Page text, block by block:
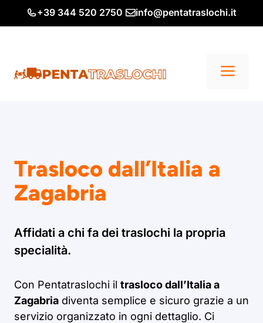
+39 344 520 2750 info@pentatraslochi.it
Trasloco dall’Italia a
Zagabria
Affidati a chi fa dei traslochi la propria
specialità.
Con Pentatraslochi il trasloco dall’Italia a
Zagabria diventa semplice e sicuro grazie a un
servizio organizzato in ogni dettaglio. Ci